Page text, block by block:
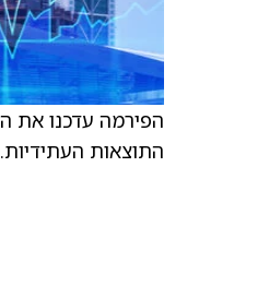
התוצאות העתידיות.